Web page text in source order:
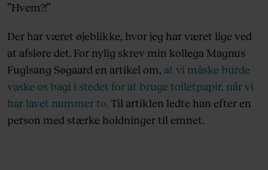
”Hvem?!”
Der har været øjeblikke, hvor jeg har været lige ved
at afsløre det. For nylig skrev min kollega Magnus
Fuglsang Søgaard en artikel om, at vi måske burde
vaske os bagi i stedet for at bruge toiletpapir, når vi
har lavet nummer to.Til artiklen ledte han efter en
person med stærke holdninger til emnet.